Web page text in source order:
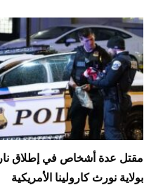
مقتل عدة أشخاص في إطلاق نار
بولاية نورث كارولينا الأمريكية